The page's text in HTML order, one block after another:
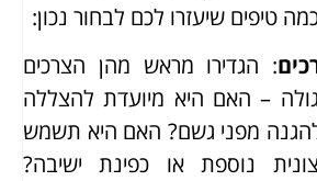
טיפים שיעזרו לכם לבחור נכון:
: הגדירו מראש מהן הצרכים
– האם היא מיועדת להצללה
מפני גשם? האם היא תשמש
נוספת או כפינת ישיבה?